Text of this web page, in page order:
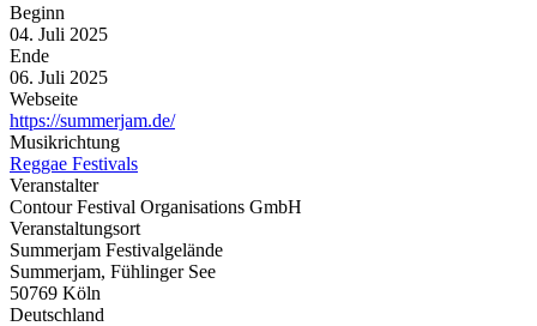
Beginn
04. Juli 2025
Ende
06. Juli 2025
Webseite
https://summerjam.de/
Musikrichtung
Reggae Festivals
Veranstalter
Contour Festival Organisations GmbH
Veranstaltungsort
Summerjam Festivalgelände
Summerjam, Fühlinger See
50769 Köln
Deutschland